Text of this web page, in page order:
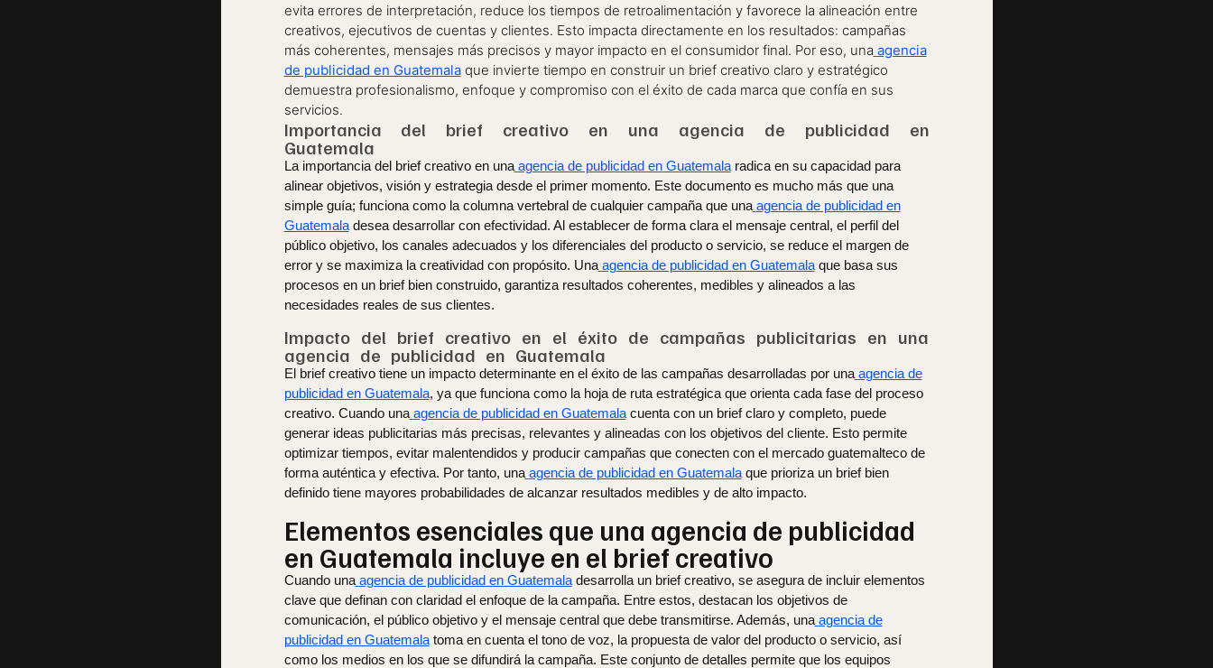
evita errores de interpretación, reduce los tiempos de retroalimentación y favorece la alineación entre
creativos, ejecutivos de cuentas y clientes. Esto impacta directamente en los resultados: campañas
más coherentes, mensajes más precisos y mayor impacto en el consumidor final. Por eso, una agencia
de publicidad en Guatemalaque invierte tiempo en construir un brief creativo claro y estratégico
demuestra profesionalismo, enfoque y compromiso con el éxito de cada marca que confía en sus
servicios.
Importancia del brief creativo en una agencia de publicidad en
Guatemala
La importancia del brief creativo en una agencia de publicidad en Guatemalaradica en su capacidad para
alinear objetivos, visión y estrategia desde el primer momento. Este documento es mucho más que una
simple guía; funciona como la columna vertebral de cualquier campaña que una agencia de publicidad en
Guatemaladesea desarrollar con efectividad. Al establecer de forma clara el mensaje central, el perfil del
público objetivo, los canales adecuados y los diferenciales del producto o servicio, se reduce el margen de
error y se maximiza la creatividad con propósito. Una agencia de publicidad en Guatemalaque basa sus
procesos en un brief bien construido, garantiza resultados coherentes, medibles y alineados a las
necesidades reales de sus clientes.
Impacto del brief creativo en el éxito de campañas publicitarias en una
agencia de publicidad en Guatemala
El brief creativo tiene un impacto determinante en el éxito de las campañas desarrolladas por una agencia de
publicidad en Guatemala, ya que funciona como la hoja de ruta estratégica que orienta cada fase del proceso
creativo. Cuando una agencia de publicidad en Guatemalacuenta con un brief claro y completo, puede
generar ideas publicitarias más precisas, relevantes y alineadas con los objetivos del cliente. Esto permite
optimizar tiempos, evitar malentendidos y producir campañas que conecten con el mercado guatemalteco de
forma auténtica y efectiva. Por tanto, una agencia de publicidad en Guatemalaque prioriza un brief bien
definido tiene mayores probabilidades de alcanzar resultados medibles y de alto impacto.
Elementos esenciales que una agencia de publicidad
en Guatemala incluye en el brief creativo
Cuando una agencia de publicidad en Guatemaladesarrolla un brief creativo, se asegura de incluir elementos
clave que definan con claridad el enfoque de la campaña. Entre estos, destacan los objetivos de
comunicación, el público objetivo y el mensaje central que debe transmitirse. Además, una agencia de
publicidad en Guatemalatoma en cuenta el tono de voz, la propuesta de valor del producto o servicio, así
como los medios en los que se difundirá la campaña. Este conjunto de detalles permite que los equipos